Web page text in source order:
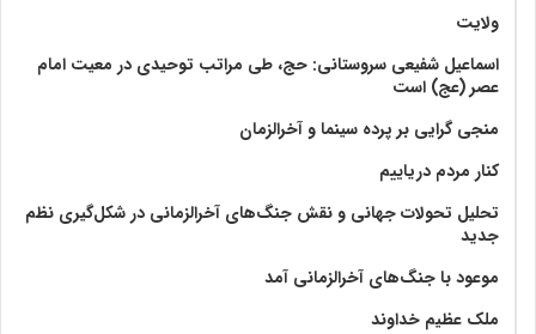
ولايت‏
اسماعیل شفیعی سروستانی: حج، طی مراتب توحیدی در معیت امام
عصر (عج) است
منجی گرایی بر پرده سینما و آخرالزمان
کنار مردم دریاییم
تحلیل تحولات جهانی و نقش جنگ‌های آخرالزمانی در شکل‌گیری نظم
جدید
موعود با جنگ‌های آخرالزمانی آمد
ملک عظیم خداوند